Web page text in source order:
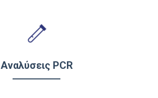
Αναλύσεις PCR